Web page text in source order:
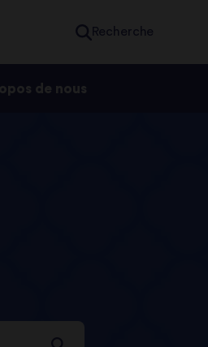
Recherche
de nous